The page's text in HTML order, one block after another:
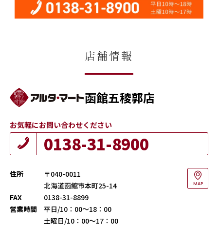
店舗情報
函館五稜郭店
お気軽にお問い合わせください
0138-31-8900
住所
〒040-0011
北海道函館市本町25-14
MAP
FAX
0138-31-8899
営業時間
平日/10：00～18：00
土曜日/10：00～17：00